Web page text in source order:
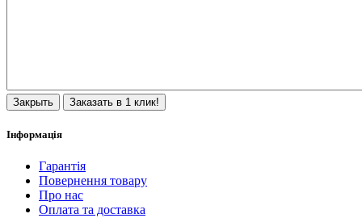
Закрыть Заказать в 1 клик!
Інформація
Гарантія
Повернення товару
Про нас
Оплата та доставка